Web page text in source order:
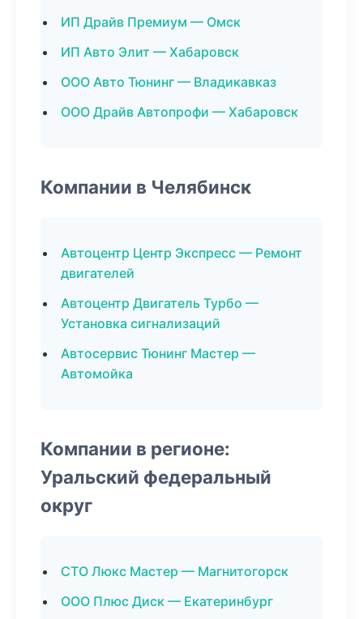
ИП Драйв Премиум — Омск
ИП Авто Элит — Хабаровск
ООО Авто Тюнинг — Владикавказ
ООО Драйв Автопрофи — Хабаровск
Компании в Челябинск
Автоцентр Центр Экспресс — Ремонт
двигателей
Автоцентр Двигатель Турбо —
Установка сигнализаций
Автосервис Тюнинг Мастер —
Автомойка
Компании в регионе:
Уральский федеральный
округ
СТО Люкс Мастер — Магнитогорск
ООО Плюс Диск — Екатеринбург